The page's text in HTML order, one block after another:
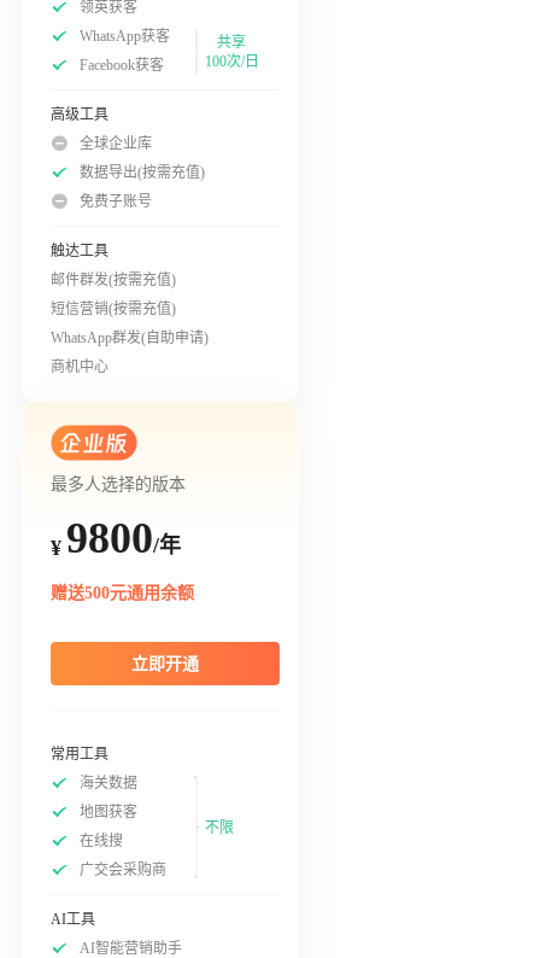
领英获客
WhatsApp获客
Facebook获客
共享
100次/日
高级工具
全球企业库
数据导出(按需充值)
免费子账号
触达工具
邮件群发(按需充值)
短信营销(按需充值)
WhatsApp群发(自助申请)
商机中心
最多人选择的版本
¥ 9800/年
赠送500元通用余额
立即开通
常用工具
海关数据
地图获客
在线搜
广交会采购商
不限
AI工具
AI智能营销助手